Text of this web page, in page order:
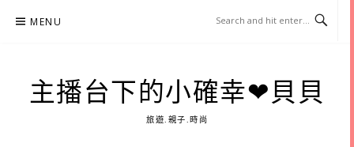
MENU
主播台下的小確幸❤貝貝
旅遊.親子.時尚